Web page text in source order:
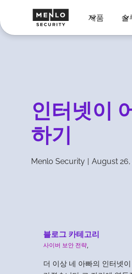
제품 솔
인터넷이
하기
Menlo Security | August 26,
블로그 카테고리
사이버 보안 전략,
더 이상 네 아빠의 인터넷